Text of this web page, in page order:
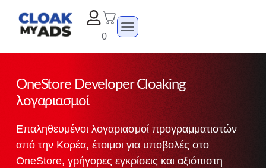
0
OneStore Developer Cloaking
λογαριασμοί
Επαληθευμένοι λογαριασμοί προγραμματιστών
από την Κορέα, έτοιμοι για υποβολές στο
OneStore, γρήγορες εγκρίσεις και αξιόπιστη